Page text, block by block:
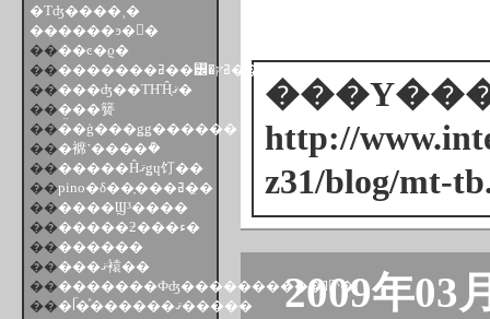
http://
z31/blog/mt-
2009年03
�Τʤ����˲�
������ͽ�󳫻�
����ͼ�ϱ�
��
�������ߥ��꡼�ߥץ��
��
���ʤ��ΤҤĤޤ֤�
���̤��籫
����ģ���ǥǥ������
���褯˺����ܰ�
��
�����Ĥޤǥɥ饤��
��
pino�δ��ָ���ߥ��̣
������Ϣ³����
��
�����ƻ���ء�
��������
��
���ޤ褤��
���������Фʤ����������˥󥰤ˤ�
��
�ᥬ�ͤ������ޤ�����